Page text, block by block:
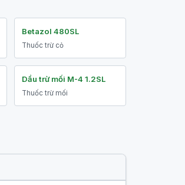
Betazol 480SL
Thuốc trừ cỏ
Dầu trừ mối M-4 1.2SL
Thuốc trừ mối